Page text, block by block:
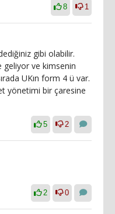
8 1
gibi olabilir.
geliyor ve kimsenin
UKın form 4 ü var.
yönetimi bir çaresine
5 2
2 0